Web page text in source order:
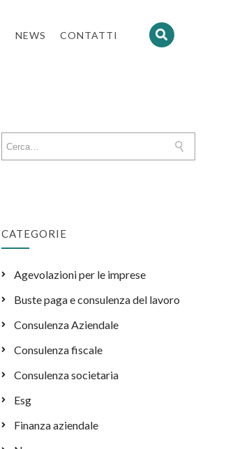
NEWS CONTATTI
CATEGORIE
Agevolazioni per le imprese
Buste paga e consulenza del lavoro
Consulenza Aziendale
Consulenza fiscale
Consulenza societaria
Esg
Finanza aziendale